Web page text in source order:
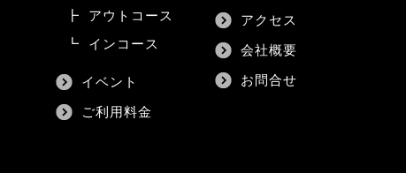
┣
アウトコース
┗
インコース
イベント
ご利用料金
アクセス
会社概要
お問合せ